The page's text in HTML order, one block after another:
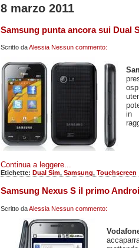
8 marzo 2011
Samsung punta ancora sui Dual
Scritto daAlessia Nessun commento:
in
Continua a leggere...
Etichette: Dual Sim, Samsung, Touchscreen
Samsung Nexus S il primo
Scritto daAlessia Nessun commento: